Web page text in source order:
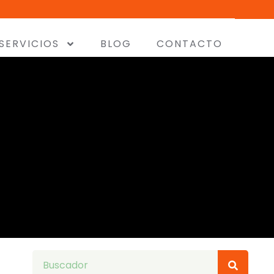
BLOG CONTACTO